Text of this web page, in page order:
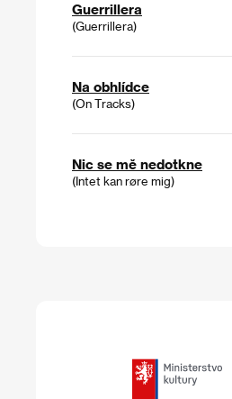
Guerrillera
(Guerrillera)
Na obhlídce
(On Tracks)
Nic se mě nedotkne
(Intet kan røre mig)